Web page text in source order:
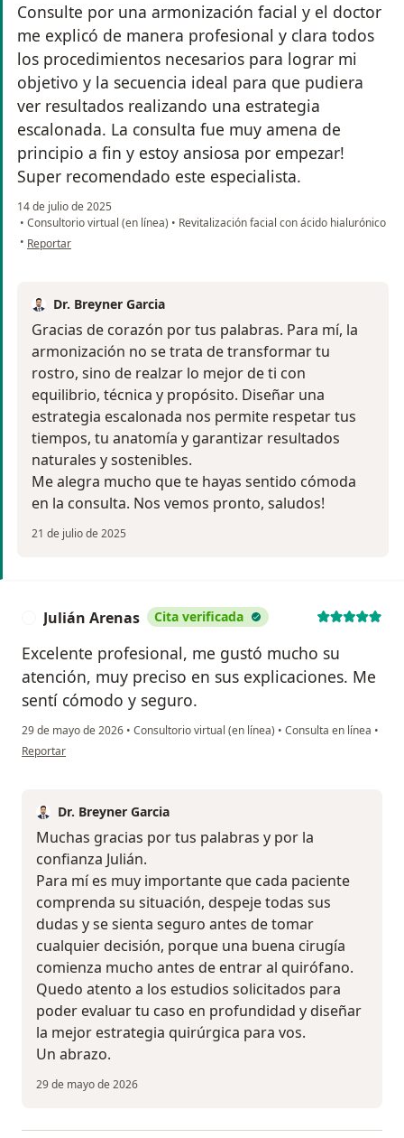
Consulte por una armonización facial y el doctor
me explicó de manera profesional y clara todos
los procedimientos necesarios para lograr mi
objetivo y la secuencia ideal para que pudiera
ver resultados realizando una estrategia
escalonada. La consulta fue muy amena de
principio a fin y estoy ansiosa por empezar!
Super recomendado este especialista.
14 de julio de 2025
• Consultorio virtual (en línea) • Revitalización facial con ácido hialurónico
• en opinión del usuario Camila Jiménez
Reportar
Dr. Breyner Garcia
Gracias de corazón por tus palabras. Para mí, la
armonización no se trata de transformar tu
rostro, sino de realzar lo mejor de ti con
equilibrio, técnica y propósito. Diseñar una
estrategia escalonada nos permite respetar tus
tiempos, tu anatomía y garantizar resultados
naturales y sostenibles.
Me alegra mucho que te hayas sentido cómoda
en la consulta. Nos vemos pronto, saludos!
21 de julio de 2025
Julián Arenas Cita verificada
Excelente profesional, me gustó mucho su
atención, muy preciso en sus explicaciones. Me
sentí cómodo y seguro.
29 de mayo de 2026 • Consultorio virtual (en línea) • Consulta en línea •
en opinión del usuario Julián Arenas
Reportar
Dr. Breyner Garcia
Muchas gracias por tus palabras y por la
confianza Julián.
Para mí es muy importante que cada paciente
comprenda su situación, despeje todas sus
dudas y se sienta seguro antes de tomar
cualquier decisión, porque una buena cirugía
comienza mucho antes de entrar al quirófano.
Quedo atento a los estudios solicitados para
poder evaluar tu caso en profundidad y diseñar
la mejor estrategia quirúrgica para vos.
Un abrazo.
29 de mayo de 2026